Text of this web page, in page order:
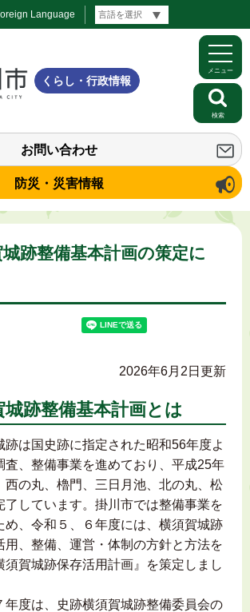
Language
くらし・行政情報
お問い合わせ
防災・災害情報
メニュー
検索
跡整備基本計画の策定に
2026年6月2日更新
城跡整備基本計画とは
は国史跡に指定された昭和56年度よ
査、整備事業を進めており、平成25年
西の丸、櫓門、三日月池、北の丸、松
了しています。掛川市では整備事業を
め、令和５、６年度には、横須賀城跡
用、整備、運営・体制の方針と方法を
須賀城跡保存活用計画』を策定しまし
度は、史跡横須賀城跡整備委員会の